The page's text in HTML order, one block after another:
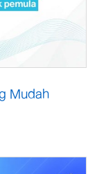
Mudah